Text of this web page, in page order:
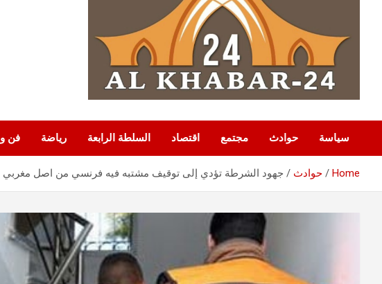
سياسة حوادث مجتمع اقتصاد السلطة الرابعة رياضة فن و
Home حوادث جهود الشرطة تؤدي إلى توقيف مشتبه فيه فرنسي من اصل